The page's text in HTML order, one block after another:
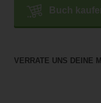
Buch
VERRATE UNS DEINE